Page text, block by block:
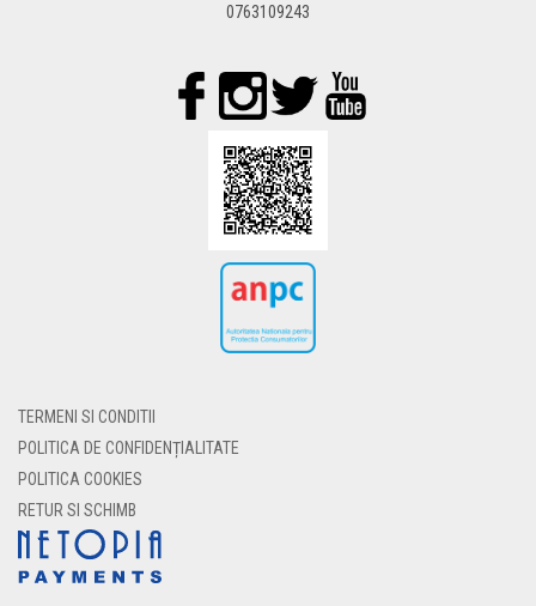
0763109243
TERMENI SI CONDITII
POLITICA DE CONFIDENȚIALITATE
POLITICA COOKIES
RETUR SI SCHIMB